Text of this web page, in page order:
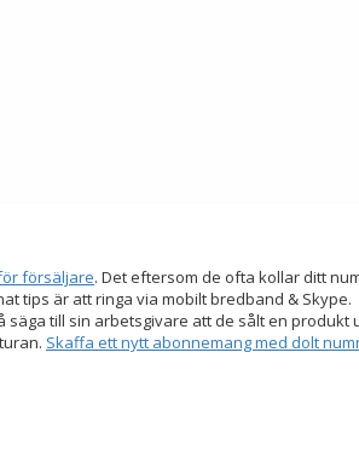
försäljare. Det eftersom de ofta kollar ditt
tips är att ringa via mobilt bredband & Skype.
till sin arbetsgivare att de sålt en
Skaffa ett nytt abonnemang med dolt